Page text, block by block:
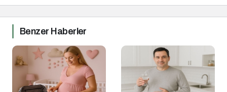
Benzer Haberler